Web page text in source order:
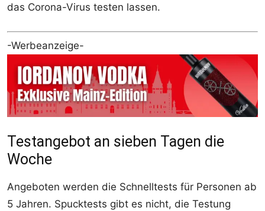
das Corona-Virus testen lassen.
-Werbeanzeige-
Testangebot an sieben Tagen die
Woche
Angeboten werden die Schnelltests für Personen ab
5 Jahren. Spucktests gibt es nicht, die Testung